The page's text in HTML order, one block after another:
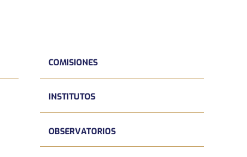
COMISIONES
INSTITUTOS
OBSERVATORIOS